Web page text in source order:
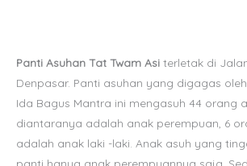
Panti Asuhan Tat Twam Asi terletak di
Denpasar. Panti asuhan yang digagas
Ida Bagus Mantra ini mengasuh 44 orang
diantaranya adalah anak perempuan, 6
adalah anak laki -laki. Anak asuh yang
panti hanya anak perempuannya saja.